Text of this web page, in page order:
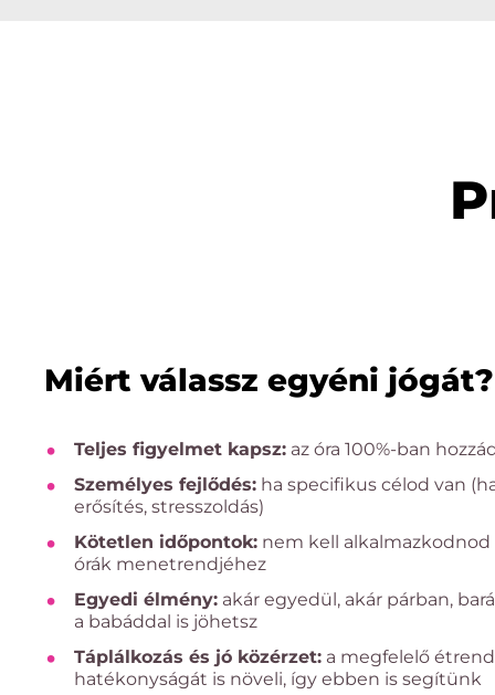
Miért válassz egyéni jógát?
Teljes figyelmet kapsz: az óra 100%-ban
Személyes fejlődés: ha specifikus célod van
erősítés, stresszoldás)
Kötetlen időpontok: nem kell alkalmazkodnod
órák menetrendjéhez
Egyedi élmény: akár egyedül, akár párban,
a babáddal is jöhetsz
Táplálkozás és jó közérzet: a megfelelő
hatékonyságát is növeli, így ebben is segítünk